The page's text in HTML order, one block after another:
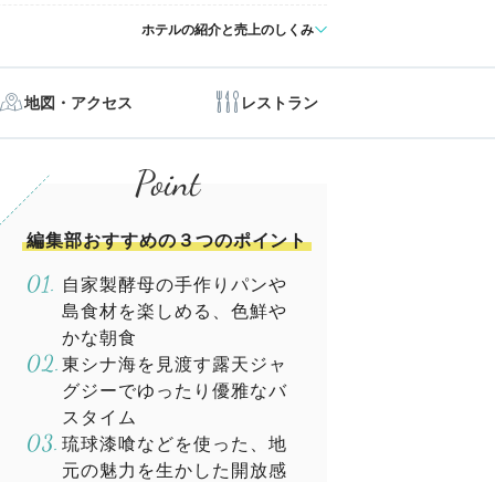
ホテルの紹介と売上のしくみ
地図・アクセス レストラン
編集部おすすめの３つのポイント
自家製酵母の手作りパンや
島食材を楽しめる、色鮮や
かな朝食
東シナ海を見渡す露天ジャ
グジーでゆったり優雅なバ
スタイム
琉球漆喰などを使った、地
元の魅力を生かした開放感